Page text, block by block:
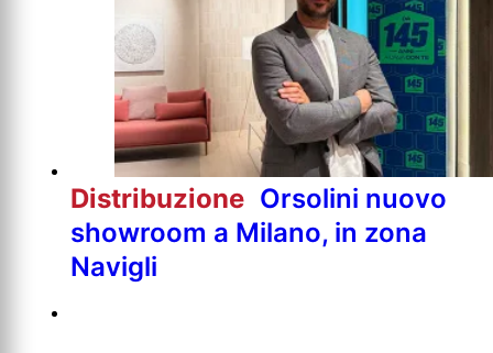
Distribuzione Orsolini nuovo
showroom a Milano, in zona
Navigli